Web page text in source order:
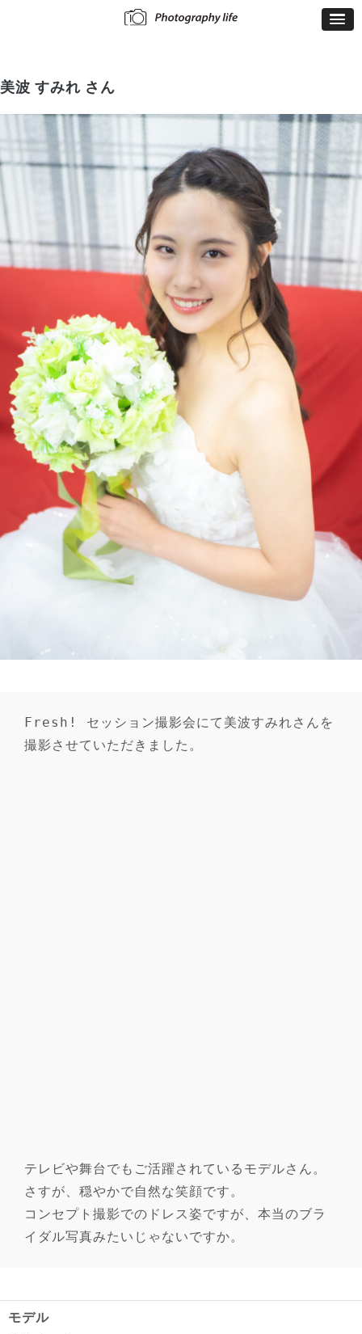
美波 すみれ さん
Fresh! セッション撮影会にて美波すみれさんを
撮影させていただきました。
テレビや舞台でもご活躍されているモデルさん。
さすが、穏やかで自然な笑顔です。
コンセプト撮影でのドレス姿ですが、本当のブラ
イダル写真みたいじゃないですか。
モデル